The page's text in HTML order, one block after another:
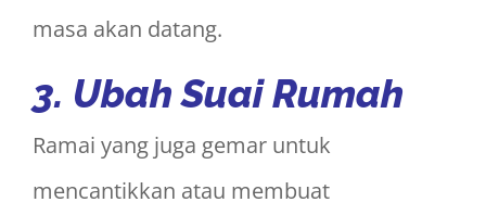
masa akan datang.
3. Ubah Suai Rumah
Ramai yang juga gemar untuk
mencantikkan atau membuat